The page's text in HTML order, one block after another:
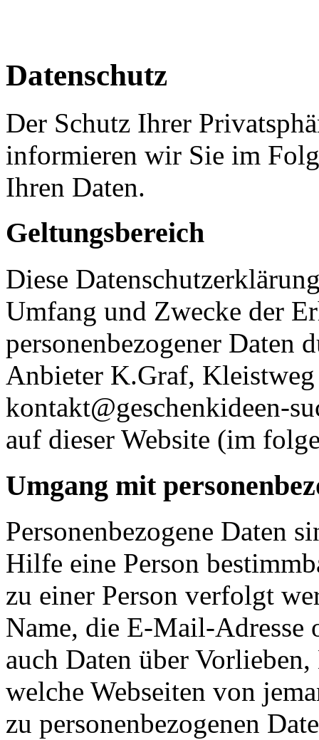
Datenschutz
Der Schutz Ihrer
informieren wir Sie im
Ihren Daten.
Geltungsbereich
Diese
Umfang und Zwecke der
personenbezogener Daten
Anbieter K.Graf,
kontakt@geschenkideen-
auf dieser Website (im
Umgang mit
Personenbezogene Daten
Hilfe eine Person
zu einer Person verfolgt
Name, die E-Mail-Adresse
auch Daten über
welche Webseiten von
zu personenbezogenen